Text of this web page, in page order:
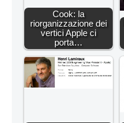
Cook: la
riorganizzazione dei
vertici Apple ci
porta…